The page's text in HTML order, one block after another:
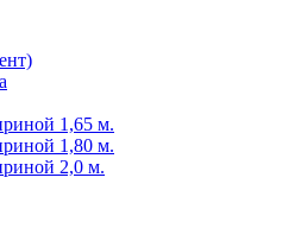
1,65 м.
1,80 м.
2,0 м.